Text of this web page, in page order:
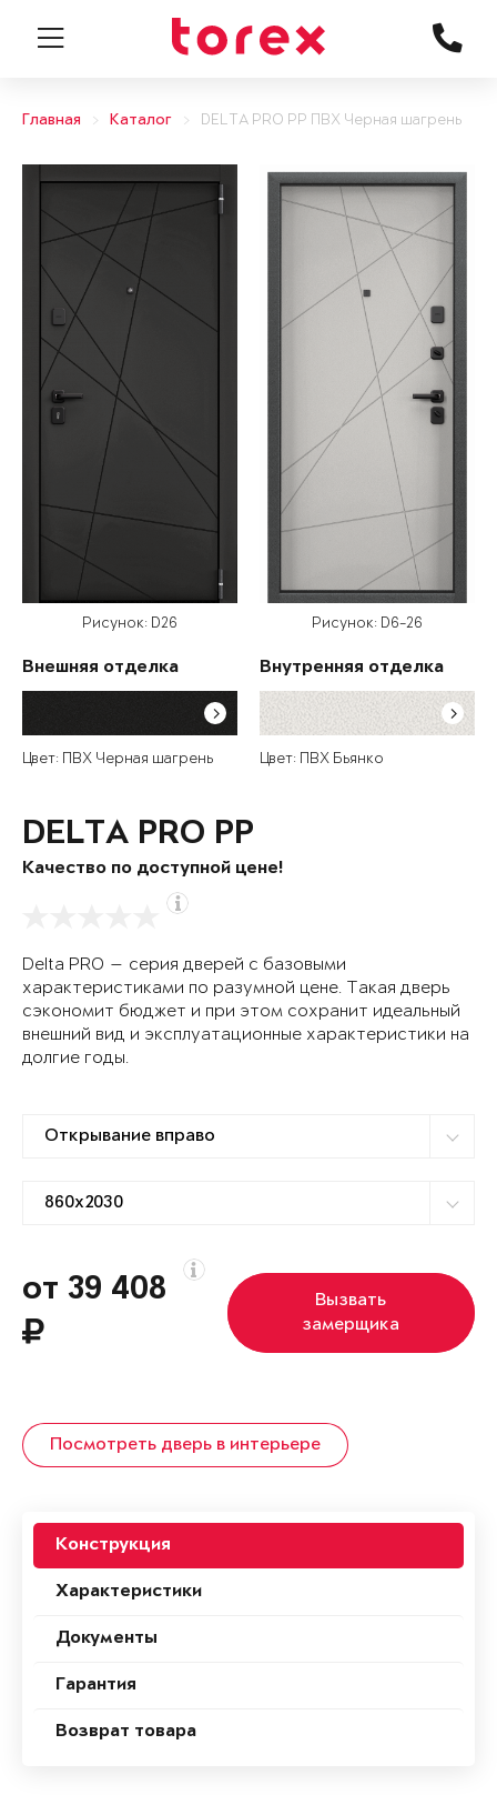
Главная Каталог DELTA PRO PP ПВХ Черная шагрень
Рисунок: D26
Внешняя отделка
Цвет: ПВХ Черная шагрень
Рисунок: D6-26
Внутренняя отделка
Цвет: ПВХ Бьянко
DELTA PRO PP
Качество по доступной цене!
Delta PRO — серия дверей с базовыми
характеристиками по разумной цене. Такая дверь
сэкономит бюджет и при этом сохранит идеальный
внешний вид и эксплуатационные характеристики на
долгие годы.
от 39 408
Вызвать
замерщика
Посмотреть дверь в интерьере
Конструкция
Характеристики
Документы
Гарантия
Возврат товара